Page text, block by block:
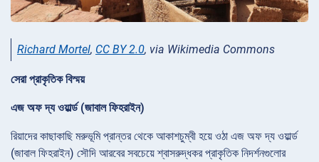
Richard Mortel, CC BY 2.0, via Wikimedia Commons
সেরা প্রাকৃতিক বিস্ময়
এজ অফ দ্য ওয়ার্ল্ড (জাবাল ফিহরাইন)
রিয়াদের কাছাকাছি মরুভূমি প্রান্তর থেকে আকাশচুম্বী হয়ে ওঠা এজ অফ দ্য ওয়ার্ল্ড
(জাবাল ফিহরাইন) সৌদি আরবের সবচেয়ে শ্বাসরুদ্ধকর প্রাকৃতিক নিদর্শনগুলোর